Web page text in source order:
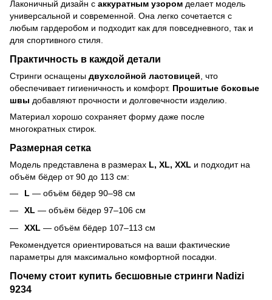
Лаконичный дизайн с аккуратным узором делает модель
универсальной и современной. Она легко сочетается с
любым гардеробом и подходит как для повседневного, так и
для спортивного стиля.
Практичность в каждой детали
Стринги оснащены двухслойной ластовицей , что
обеспечивает гигиеничность и комфорт. Прошитые боковые
швы добавляют прочности и долговечности изделию.
Материал хорошо сохраняет форму даже после
многократных стирок.
Размерная сетка
Модель представлена в размерах L, XL, XXL и подходит на
объём бёдер от 90 до 113 см:
L — объём бёдер 90–98 см
XL — объём бёдер 97–106 см
XXL — объём бёдер 107–113 см
Рекомендуется ориентироваться на ваши фактические
параметры для максимально комфортной посадки.
Почему стоит купить бесшовные стринги Nadizi
9234